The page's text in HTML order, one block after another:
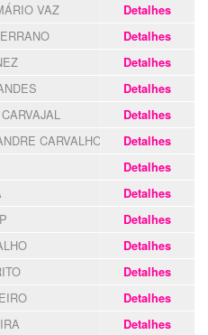
VAZ Detalhes
Detalhes
Detalhes
Detalhes
Detalhes
CARVALHO Detalhes
Detalhes
Detalhes
Detalhes
Detalhes
Detalhes
Detalhes
Detalhes